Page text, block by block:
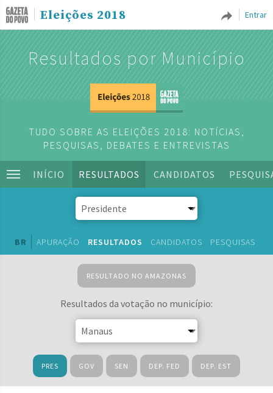
Entrar
Eleições 2018
Resultados por Município
TUDO SOBRE AS ELEIÇÕES 2018: NOTÍCIAS,
PESQUISAS, DEBATES E ENTREVISTAS
INÍCIO RESULTADOS CANDIDATOS
BR APURAÇÃO RESULTADOS CANDIDATOS PESQUISAS
RESULTADO NO AMAZONAS
Resultados da votação no município:
PRES GOV SEN DEP. FED DEP. EST